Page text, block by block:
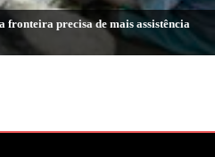
fronteira precisa de mais assistência